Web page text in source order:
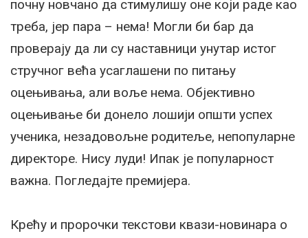
почну новчано да стимулишу оне који раде као
треба, јер пара – нема! Могли би бар да
проверају да ли су наставници унутар истог
стручног већа усаглашени по питању
оцењивања, али воље нема. Објективно
оцењивање би донело лошији општи успех
ученика, незадовољне родитеље, непопуларне
директоре. Нису луди! Ипак је популарност
важна. Погледајте премијера.
Крећу и пророчки текстови квази-новинара о